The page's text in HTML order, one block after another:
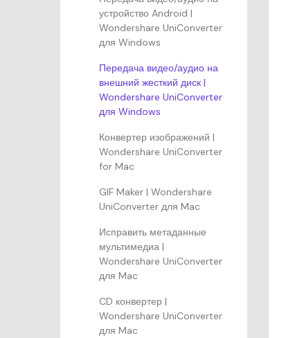
устройство Android |
Wondershare UniConverter
для Windows
Передача видео/аудио на
внешний жесткий диск |
Wondershare UniConverter
для Windows
Конвертер изображений |
Wondershare UniConverter
for Mac
GIF Maker | Wondershare
UniConverter для Mac
Исправить метаданные
мультимедиа |
Wondershare UniConverter
для Mac
CD конвертер |
Wondershare UniConverter
для Mac